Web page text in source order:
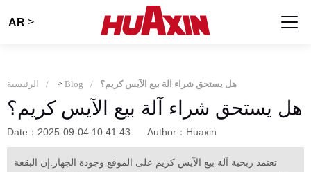
AR >
الرئيسية > Blog هل يستحق شراء آلة بيع الآيس كريم؟
هل يستحق شراء آلة بيع الآيس كريم؟
Date：2025-09-04 10:41:43 Author：Huaxin
تعتمد ربحية آلة بيع الآيس كريم على الموقع وجودة الجهاز.إن البقعة